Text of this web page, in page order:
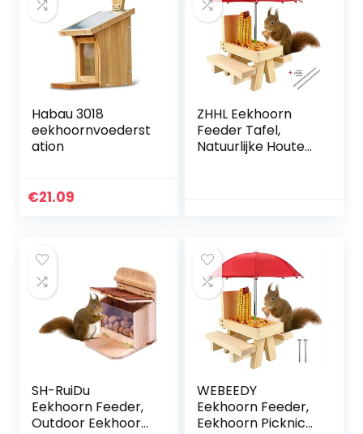
Habau 3018
eekhoornvoederst
ation
€21.09
ZHHL Eekhoorn
Feeder Tafel,
Natuurlijke Houten
SH-RuiDu
Eekhoorn Feeder,
Outdoor Eekhoorn
WEBEEDY
Eekhoorn Feeder,
Eekhoorn Picknick